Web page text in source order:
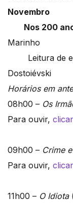
Novembro
Nos 200
Marinho
Leitura de
Dostoiévski
Horários em
08h00 – Os
Para ouvir,
09h00 – Crime
Para ouvir,
11h00 – O Idiota